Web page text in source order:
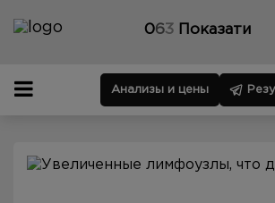
063 Показати
Анализы и цены